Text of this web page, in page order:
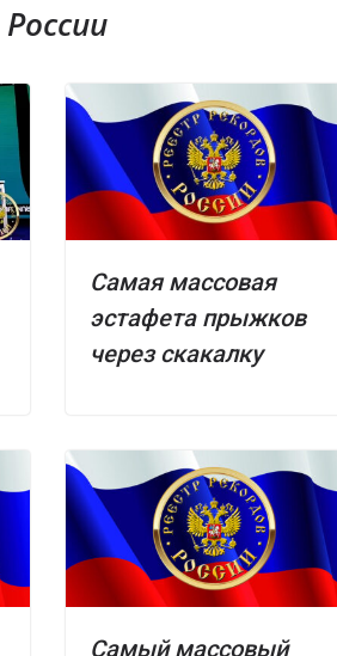
Самая массовая
эстафета прыжков
через скакалку
Самый массовый